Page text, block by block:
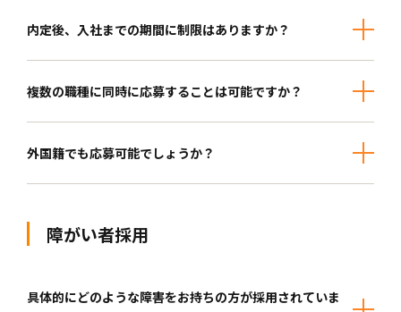
内定後、入社までの期間に制限はありますか？
複数の職種に同時に応募することは可能ですか？
外国籍でも応募可能でしょうか？
障がい者採用
具体的にどのような障害をお持ちの方が採用されていま